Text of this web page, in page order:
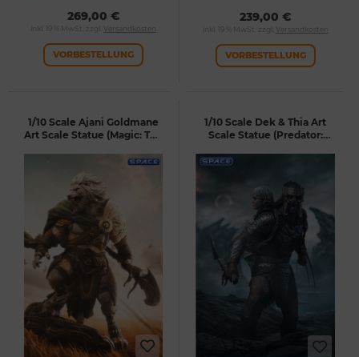
269,00 €
inkl. 19 % MwSt. zzgl. Versandkosten
VORBESTELLUNG
239,00 €
inkl. 19 % MwSt. zzgl. Versandkosten
VORBESTELLUNG
1/10 Scale Ajani Goldmane
Art Scale Statue (Magic: The
1/10 Scale Dek & Thia Art
Scale Statue (Predator: